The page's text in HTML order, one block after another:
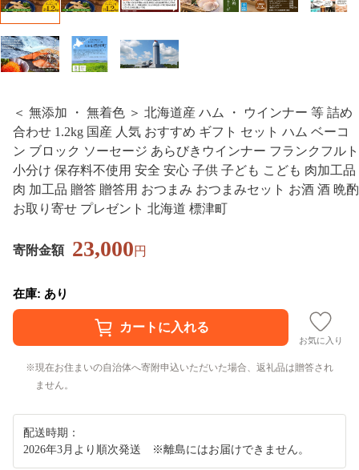
＜ 無添加 ・ 無着色 ＞ 北海道産 ハム ・ ウインナー 等 詰め
合わせ 1.2kg 国産 人気 おすすめ ギフト セット ハム ベーコ
ン ブロック ソーセージ あらびきウインナー フランクフルト
小分け 保存料不使用 安全 安心 子供 子ども こども 肉加工品
肉 加工品 贈答 贈答用 おつまみ おつまみセット お酒 酒 晩酌
お取り寄せ プレゼント 北海道 標津町
寄附金額 23,000円
在庫: あり
お気に入り
現在お住まいの自治体へ寄附申込いただいた場合、返礼品は贈答され
ません。
配送時期：
2026年3月より順次発送 ※離島にはお届けできません。